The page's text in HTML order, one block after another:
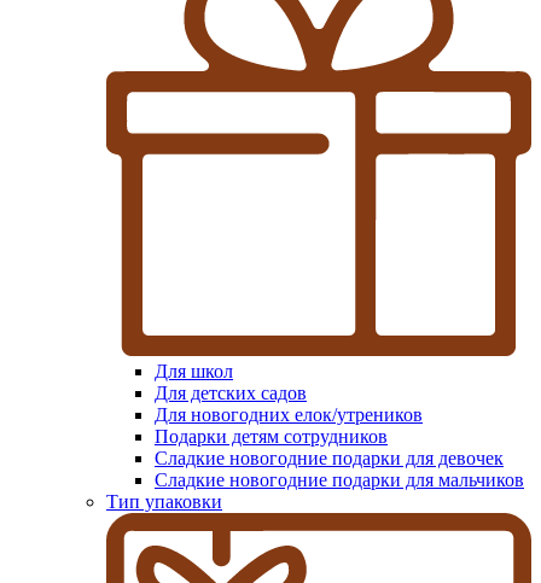
Для школ
Для детских садов
Для новогодних елок/утреников
Подарки детям сотрудников
Сладкие новогодние подарки для девочек
Сладкие новогодние подарки для мальчиков
Тип упаковки